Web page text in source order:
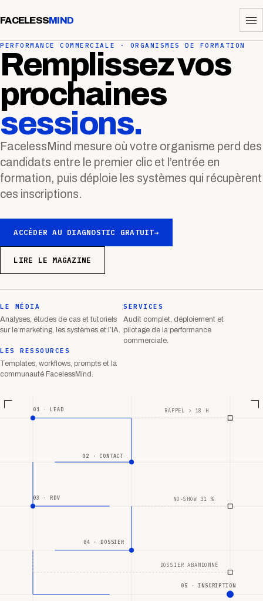
FACELESSMIND
PERFORMANCE COMMERCIALE · ORGANISMES DE FORMATION
Remplissez vos
prochaines
sessions.
FacelessMind mesure où votre organisme perd des
candidats entre le premier clic et l’entrée en
formation, puis déploie les systèmes qui récupèrent
ces inscriptions.
ACCÉDER AU DIAGNOSTIC GRATUIT→
LIRE LE MAGAZINE
LE MÉDIA
Analyses, études de cas et tutoriels
sur le marketing, les systèmes et l’IA.
SERVICES
Audit complet, déploiement et
pilotage de la performance
commerciale.
LES RESSOURCES
Templates, workflows, prompts et la
communauté FacelessMind.
01 · LEAD
02 · CONTACT
03 · RDV
04 · DOSSIER
05 · INSCRIPTION
RAPPEL > 18 H
NO-SHOW 31 %
DOSSIER ABANDONNÉ